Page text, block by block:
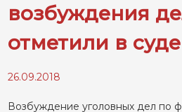
возбуждения
отметили в суде
26.09.2018
Возбуждение уголовных дел по